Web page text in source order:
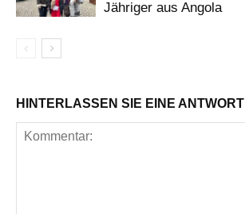
Jähriger aus Angola
HINTERLASSEN SIE EINE ANTWORT